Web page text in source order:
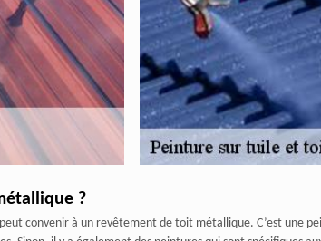
?
convenir à un revêtement de toit métallique. C’est une